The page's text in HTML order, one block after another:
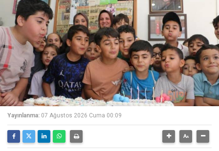
Yayınlanma: 07 Ağustos 2026 Cuma 00:09